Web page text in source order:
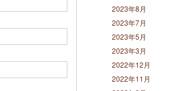
2023年8月
2023年7月
2023年5月
2023年3月
2022年12月
2022年11月